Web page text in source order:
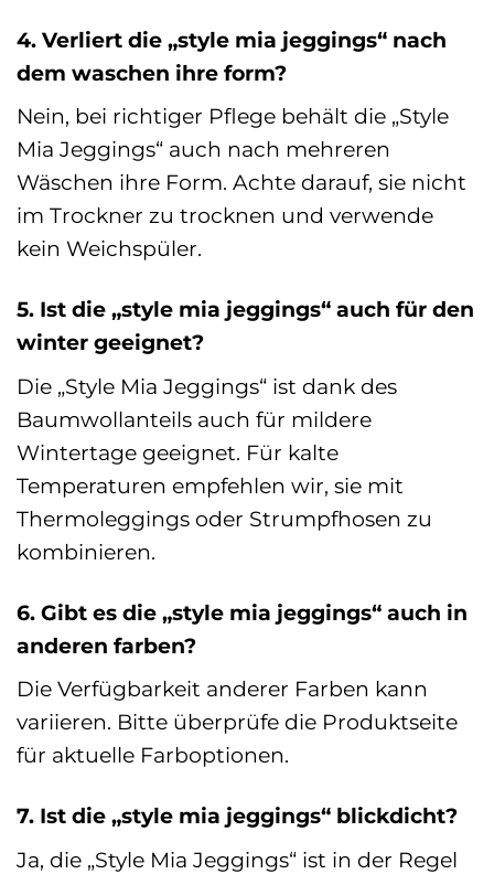
4. Verliert die „style mia jeggings“ nach
dem waschen ihre form?
Nein, bei richtiger Pflege behält die „Style
Mia Jeggings“ auch nach mehreren
Wäschen ihre Form. Achte darauf, sie nicht
im Trockner zu trocknen und verwende
kein Weichspüler.
5. Ist die „style mia jeggings“ auch für den
winter geeignet?
Die „Style Mia Jeggings“ ist dank des
Baumwollanteils auch für mildere
Wintertage geeignet. Für kalte
Temperaturen empfehlen wir, sie mit
Thermoleggings oder Strumpfhosen zu
kombinieren.
6. Gibt es die „style mia jeggings“ auch in
anderen farben?
Die Verfügbarkeit anderer Farben kann
variieren. Bitte überprüfe die Produktseite
für aktuelle Farboptionen.
7. Ist die „style mia jeggings“ blickdicht?
Ja, die „Style Mia Jeggings“ ist in der Regel